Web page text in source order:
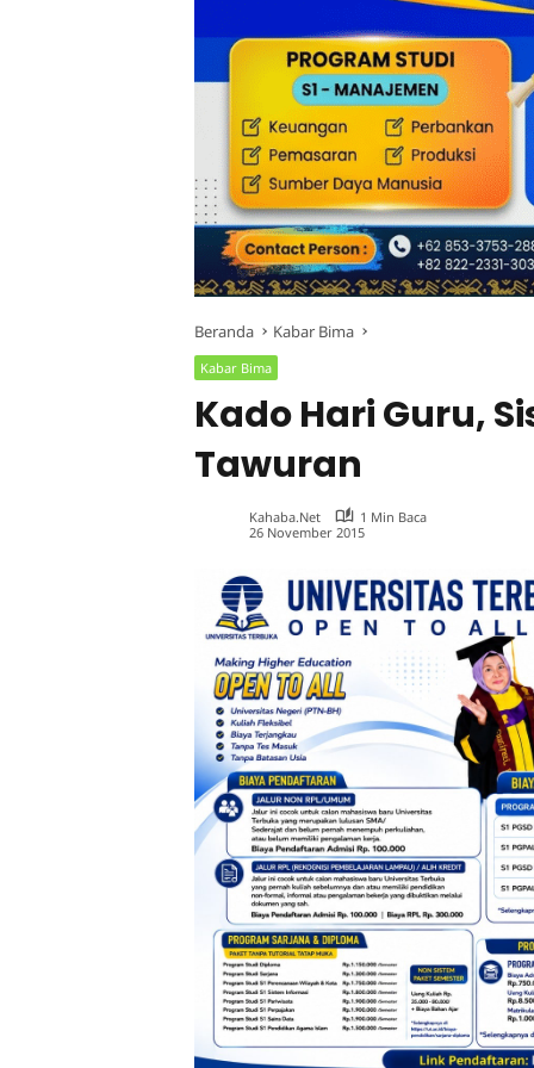
Beranda Kabar Bima
Kabar Bima
Kado Hari Guru,
Tawuran
Kahaba.net
1 Min Baca
26 November 2015